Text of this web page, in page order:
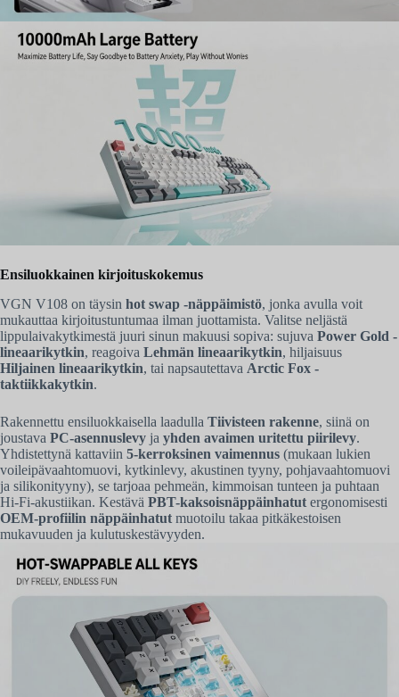
Ensiluokkainen kirjoituskokemus
VGN V108 on täysin hot swap -näppäimistö, jonka avulla voit
mukauttaa kirjoitustuntumaa ilman juottamista. Valitse neljästä
lippulaivakytkimestä juuri sinun makuusi sopiva: sujuva Power Gold -
lineaarikytkin, reagoiva Lehmän lineaarikytkin, hiljaisuus
Hiljainen lineaarikytkin, tai napsautettava Arctic Fox -
taktiikkakytkin.
Rakennettu ensiluokkaisella laadulla Tiivisteen rakenne, siinä on
joustava PC-asennuslevy ja yhden avaimen uritettu piirilevy.
Yhdistettynä kattaviin 5-kerroksinen vaimennus (mukaan lukien
voileipävaahtomuovi, kytkinlevy, akustinen tyyny, pohjavaahtomuovi
ja silikonityyny), se tarjoaa pehmeän, kimmoisan tunteen ja puhtaan
Hi-Fi-akustiikan. Kestävä PBT-kaksoisnäppäinhatut ergonomisesti
OEM-profiilin näppäinhatut muotoilu takaa pitkäkestoisen
mukavuuden ja kulutuskestävyyden.